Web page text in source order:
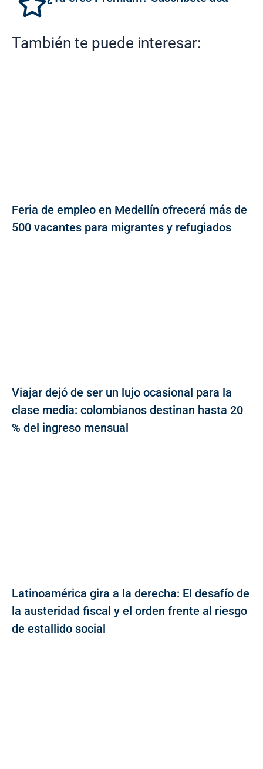
También te puede interesar:
Feria de empleo en Medellín ofrecerá más de
500 vacantes para migrantes y refugiados
Viajar dejó de ser un lujo ocasional para la
clase media: colombianos destinan hasta 20
% del ingreso mensual
Latinoamérica gira a la derecha: El desafío de
la austeridad fiscal y el orden frente al riesgo
de estallido social